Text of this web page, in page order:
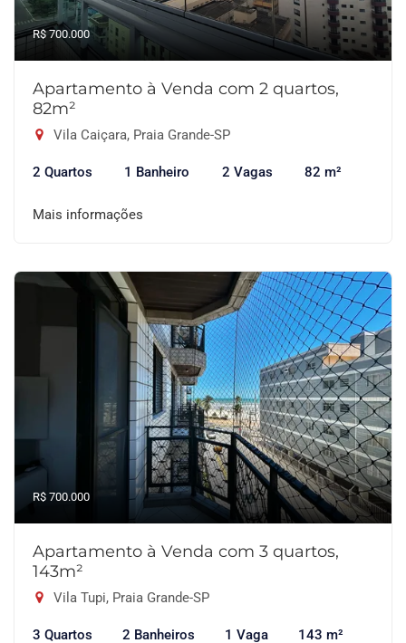
R$ 700.000
Apartamento à Venda com 2 quartos,
82m²
Vila Caiçara, Praia Grande-SP
2 Quartos 1 Banheiro 2 Vagas 82 m²
Mais informações
R$ 700.000
Apartamento à Venda com 3 quartos,
143m²
Vila Tupi, Praia Grande-SP
3 Quartos 2 Banheiros 1 Vaga 143 m²